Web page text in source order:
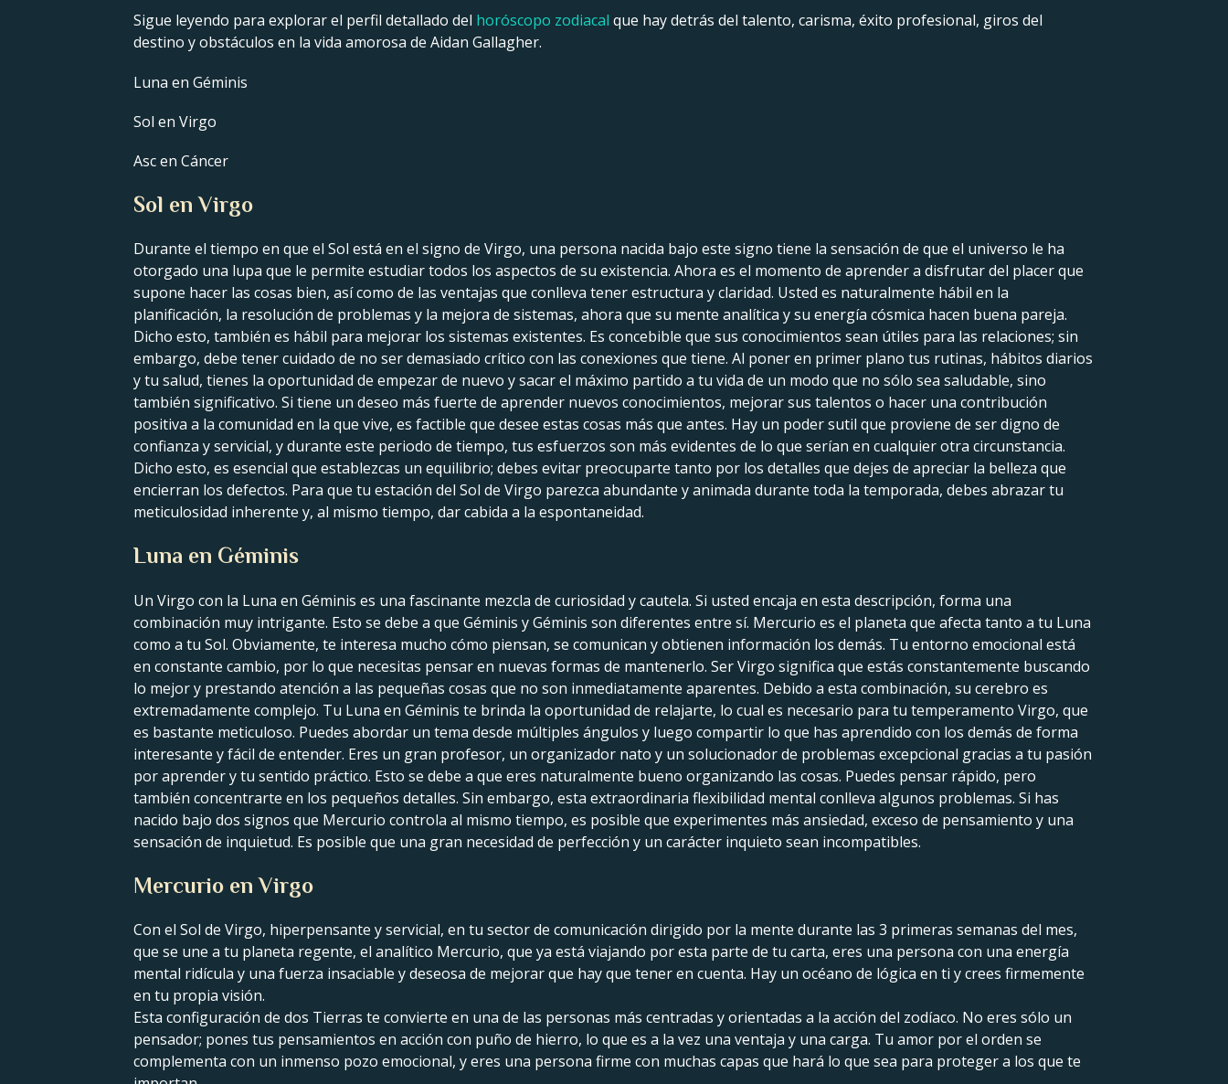
Sigue leyendo para explorar el perfil detallado del horóscopo zodiacal que hay detrás del talento, carisma, éxito profesional, giros del
destino y obstáculos en la vida amorosa de Aidan Gallagher.
Luna en Géminis
Sol en Virgo
Asc en Cáncer
Sol en Virgo
Durante el tiempo en que el Sol está en el signo de Virgo, una persona nacida bajo este signo tiene la sensación de que el universo le ha
otorgado una lupa que le permite estudiar todos los aspectos de su existencia. Ahora es el momento de aprender a disfrutar del placer que
supone hacer las cosas bien, así como de las ventajas que conlleva tener estructura y claridad. Usted es naturalmente hábil en la
planificación, la resolución de problemas y la mejora de sistemas, ahora que su mente analítica y su energía cósmica hacen buena pareja.
Dicho esto, también es hábil para mejorar los sistemas existentes. Es concebible que sus conocimientos sean útiles para las relaciones; sin
embargo, debe tener cuidado de no ser demasiado crítico con las conexiones que tiene. Al poner en primer plano tus rutinas, hábitos diarios
y tu salud, tienes la oportunidad de empezar de nuevo y sacar el máximo partido a tu vida de un modo que no sólo sea saludable, sino
también significativo. Si tiene un deseo más fuerte de aprender nuevos conocimientos, mejorar sus talentos o hacer una contribución
positiva a la comunidad en la que vive, es factible que desee estas cosas más que antes. Hay un poder sutil que proviene de ser digno de
confianza y servicial, y durante este periodo de tiempo, tus esfuerzos son más evidentes de lo que serían en cualquier otra circunstancia.
Dicho esto, es esencial que establezcas un equilibrio; debes evitar preocuparte tanto por los detalles que dejes de apreciar la belleza que
encierran los defectos. Para que tu estación del Sol de Virgo parezca abundante y animada durante toda la temporada, debes abrazar tu
meticulosidad inherente y, al mismo tiempo, dar cabida a la espontaneidad.
Luna en Géminis
Un Virgo con la Luna en Géminis es una fascinante mezcla de curiosidad y cautela. Si usted encaja en esta descripción, forma una
combinación muy intrigante. Esto se debe a que Géminis y Géminis son diferentes entre sí. Mercurio es el planeta que afecta tanto a tu Luna
como a tu Sol. Obviamente, te interesa mucho cómo piensan, se comunican y obtienen información los demás. Tu entorno emocional está
en constante cambio, por lo que necesitas pensar en nuevas formas de mantenerlo. Ser Virgo significa que estás constantemente buscando
lo mejor y prestando atención a las pequeñas cosas que no son inmediatamente aparentes. Debido a esta combinación, su cerebro es
extremadamente complejo. Tu Luna en Géminis te brinda la oportunidad de relajarte, lo cual es necesario para tu temperamento Virgo, que
es bastante meticuloso. Puedes abordar un tema desde múltiples ángulos y luego compartir lo que has aprendido con los demás de forma
interesante y fácil de entender. Eres un gran profesor, un organizador nato y un solucionador de problemas excepcional gracias a tu pasión
por aprender y tu sentido práctico. Esto se debe a que eres naturalmente bueno organizando las cosas. Puedes pensar rápido, pero
también concentrarte en los pequeños detalles. Sin embargo, esta extraordinaria flexibilidad mental conlleva algunos problemas. Si has
nacido bajo dos signos que Mercurio controla al mismo tiempo, es posible que experimentes más ansiedad, exceso de pensamiento y una
sensación de inquietud. Es posible que una gran necesidad de perfección y un carácter inquieto sean incompatibles.
Mercurio en Virgo
Con el Sol de Virgo, hiperpensante y servicial, en tu sector de comunicación dirigido por la mente durante las 3 primeras semanas del mes,
que se une a tu planeta regente, el analítico Mercurio, que ya está viajando por esta parte de tu carta, eres una persona con una energía
mental ridícula y una fuerza insaciable y deseosa de mejorar que hay que tener en cuenta. Hay un océano de lógica en ti y crees firmemente
en tu propia visión.
Esta configuración de dos Tierras te convierte en una de las personas más centradas y orientadas a la acción del zodíaco. No eres sólo un
pensador; pones tus pensamientos en acción con puño de hierro, lo que es a la vez una ventaja y una carga. Tu amor por el orden se
complementa con un inmenso pozo emocional, y eres una persona firme con muchas capas que hará lo que sea para proteger a los que te